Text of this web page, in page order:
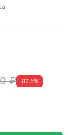
минут, что
Мы
клиентов.
₽ -82.5%